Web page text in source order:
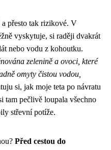
přesto tak rizikové. V
vyskytuje, si raději dvakrát
nebo vodu z kohoutku.
zelenině a ovoci, které
omyty čistou vodou,
si, jak moje teta po návratu
tam pečlivě loupala všechno
střevní potíže.
Před cestou do